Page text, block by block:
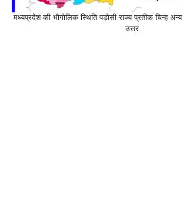
मध्यप्रदेश की भौगोलिक स्थिति पड़ोसी राज्य प्रतीक चिन्ह अन्य
उत्तर